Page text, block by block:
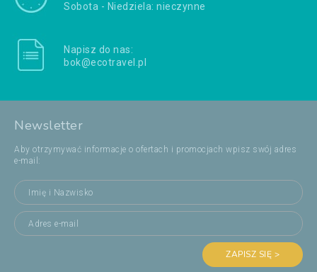
Sobota - Niedziela: nieczynne
Napisz do nas:
bok@ecotravel.pl
Newsletter
Aby otrzymywać informacje o ofertach i promocjach wpisz swój adres
e-mail:
ZAPISZ SIĘ >